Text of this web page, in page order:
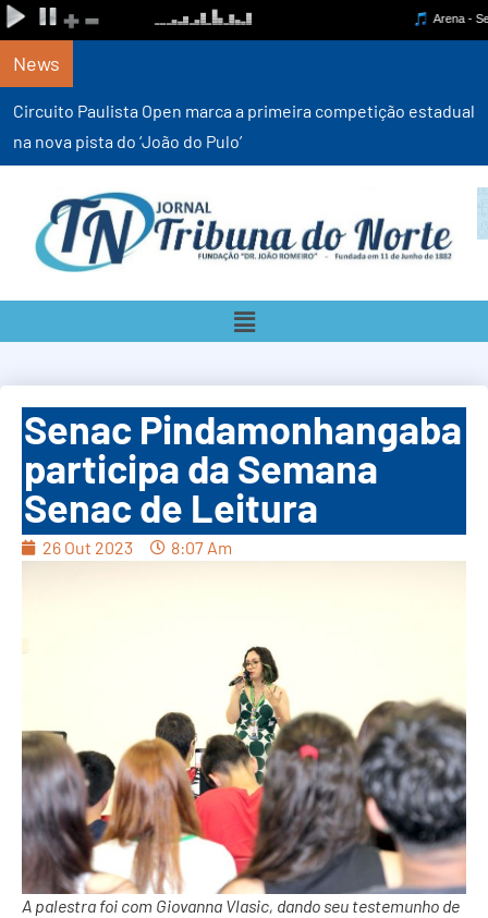
News
Circuito Paulista Open marca a primeira competição estadual
na nova pista do ‘João do Pulo’
Senac Pindamonhangaba
participa da Semana
Senac de Leitura
26 Out 2023 8:07 Am
A palestra foi com Giovanna Vlasic, dando seu testemunho de